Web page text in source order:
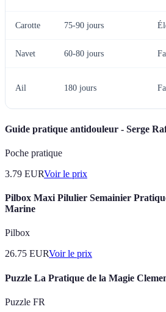
Carotte 75-90 jours
Navet 60-80 jours
Ail 180 jours
Guide pratique antidouleur - Serge
Poche pratique
3.79 EURVoir le prix
Pilbox Maxi Pilulier Semainier
Marine
Pilbox
26.75 EURVoir le prix
Puzzle La Pratique de la Magie
Puzzle FR